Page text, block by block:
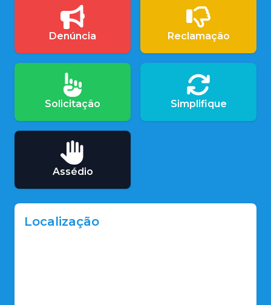
Denúncia Reclamação
Solicitação Simplifique
Assédio
Localização